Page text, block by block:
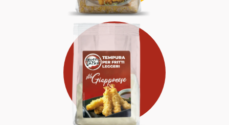
LEGGERA
SOFISTICATA
ELEGANTE